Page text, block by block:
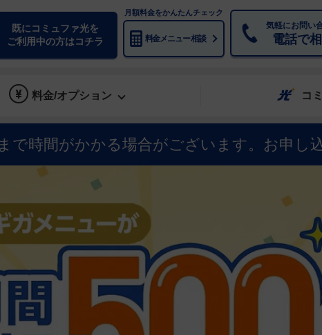
既にコミュファ光を
ご利用中の方はコチラ
月額料金をかんたんチェック
料金メニュー 相談
気軽にお問い
電話で
料金/オプション コ
で時間がかかる場合がございます。お申し